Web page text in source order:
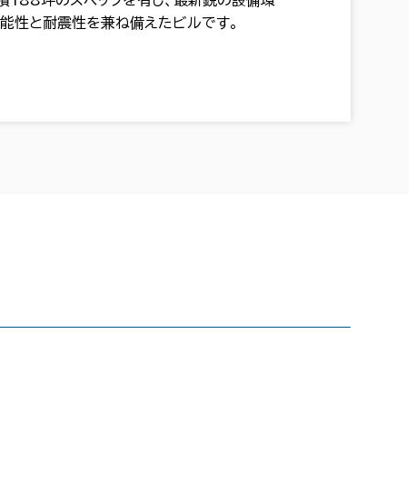
性と耐震性を兼ね備えたビルです。